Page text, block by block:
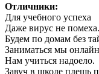
Отличники:
Для учебного успеха
Даже вирус не помеха.
Будем по домам без
Заниматься мы
Нам учиться надоело.
Завуч в школе плешь